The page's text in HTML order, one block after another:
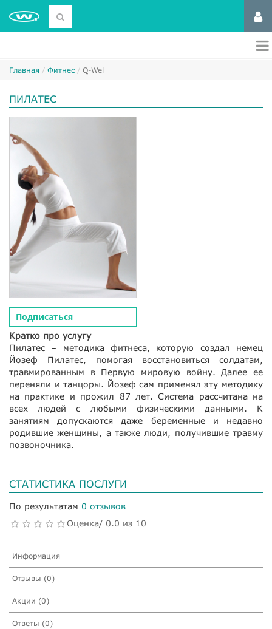
Главная Фитнес Q-Wel
ПИЛАТЕС
Подписаться
Кратко про услугу
Пилатес – методика фитнеса, которую создал немец
Йозеф Пилатес, помогая восстановиться солдатам,
травмированным в Первую мировую войну. Далее ее
переняли и танцоры. Йозеф сам применял эту методику
на практике и прожил 87 лет. Система рассчитана на
всех людей с любыми физическими данными. К
занятиям допускаются даже беременные и недавно
родившие женщины, а также люди, получившие травму
позвоночника.
СТАТИСТИКА ПОСЛУГИ
По результатам 0 отзывов
Оценка/ 0.0 из 10
Информация
Отзывы (0)
Акции (0)
Ответы (0)